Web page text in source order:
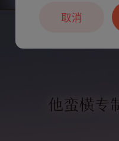
取消